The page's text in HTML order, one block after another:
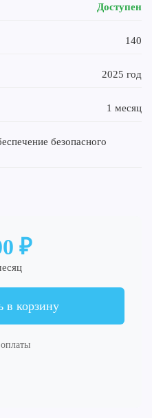
Доступен
140
2025 год
1 месяц
безопасного
₽
в корзину